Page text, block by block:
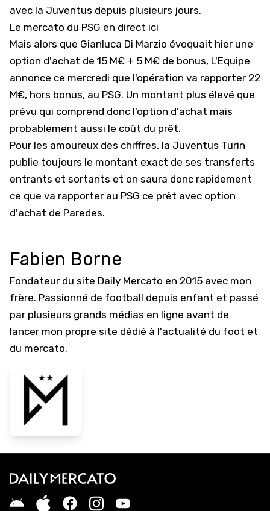
avec la Juventus depuis plusieurs jours.
Le mercato du PSG en direct ici
Mais alors que Gianluca Di Marzio évoquait hier une
option d'achat de 15 M€ + 5 M€ de bonus, L'Equipe
annonce ce mercredi que l'opération va rapporter 22
M€, hors bonus, au PSG. Un montant plus élevé que
prévu qui comprend donc l'option d'achat mais
probablement aussi le coût du prêt.
Pour les amoureux des chiffres, la Juventus Turin
publie toujours le montant exact de ses transferts
entrants et sortants et on saura donc rapidement
ce que va rapporter au PSG ce prêt avec option
d'achat de Paredes.
Fabien Borne
Fondateur du site Daily Mercato en 2015 avec mon
frère. Passionné de football depuis enfant et passé
par plusieurs grands médias en ligne avant de
lancer mon propre site dédié à l'actualité du foot et
du mercato.